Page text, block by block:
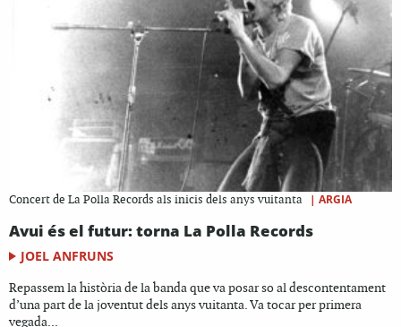
Concert de La Polla Records als inicis dels anys vuitanta | ARGIA
Avui és el futur: torna La Polla Records
JOEL ANFRUNS
Repassem la història de la banda que va posar so al descontentament
d’una part de la joventut dels anys vuitanta. Va tocar per primera
vegada...